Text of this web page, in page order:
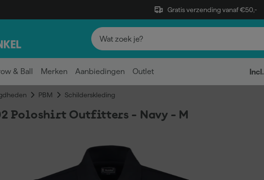
Gratis verzending vanaf €50,-
& Ball Merken Aanbiedingen Outlet Incl.
PBM Schilderskleding
Poloshirt Outfitters - Navy - M